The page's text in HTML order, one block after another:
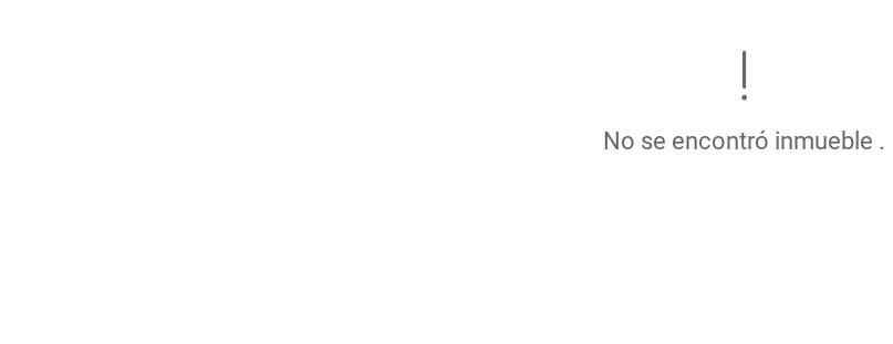
No se encontró inmueble .